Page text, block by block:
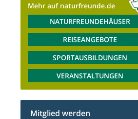
Mehr auf naturfreunde.de
NATURFREUNDEHÄUSER
REISEANGEBOTE
SPORTAUSBILDUNGEN
VERANSTALTUNGEN
Mitglied werden